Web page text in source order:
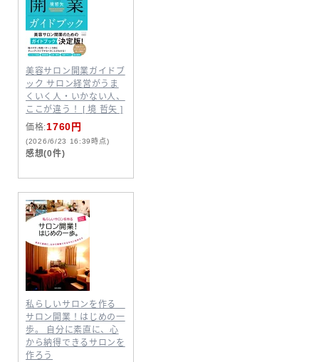
美容サロン開業ガイドブ
ック サロン経営がうま
くいく人・いかない人、
ここが違う！ [ 境 哲矢 ]
価格:1760円
(2026/6/23 16:39時点)
感想(0件)
私らしいサロンを作る
サロン開業！はじめの一
歩。 自分に素直に、心
から納得できるサロンを
作ろう